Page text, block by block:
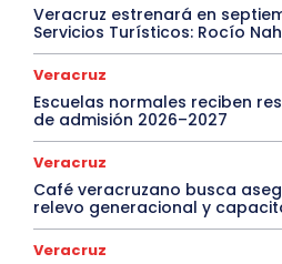
Veracruz estrenará en
Servicios Turísticos: Rocío
Veracruz
Escuelas normales reciben
de admisión 2026–2027
Veracruz
Café veracruzano busca
relevo generacional y
Veracruz